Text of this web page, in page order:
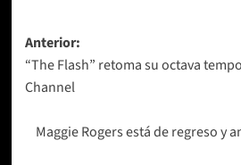
Navegación
de
entradas
Anterior:
“The Flash” retoma su octava
Channel
Maggie Rogers está de regreso y